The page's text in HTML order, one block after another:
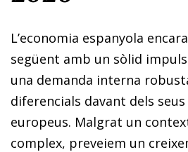
L’economia espanyola
següent amb un sòlid
una demanda interna
diferencials davant dels
europeus. Malgrat un
complex, preveiem un